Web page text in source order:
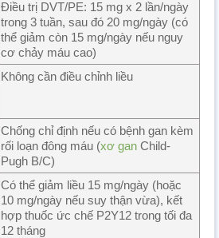
Điều trị DVT/PE: 15 mg x 2 lần/ngày
trong 3 tuần, sau đó 20 mg/ngày (có
thể giảm còn 15 mg/ngày nếu nguy
cơ chảy máu cao)
Không cần điều chỉnh liều
Chống chỉ định nếu có bệnh gan kèm
rối loạn đông máu (xơ gan Child-
Pugh B/C)
Có thể giảm liều 15 mg/ngày (hoặc
10 mg/ngày nếu suy thận vừa), kết
hợp thuốc ức chế P2Y12 trong tối đa
12 tháng